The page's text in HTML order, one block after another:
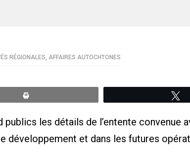
RÉGIONALES, AFFAIRES AUTOCHTONES
les détails de l’entente convenue
développement et dans les futures